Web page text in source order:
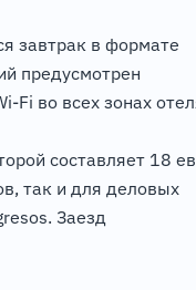
завтрак в формате
предусмотрен
Fi во всех зонах
составляет 18
так и для деловых
Заезд